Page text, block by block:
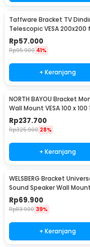
Taffware Bracket TV
Telescopic VESA 200x200
32-55 Inch TV - X-400
Rp57.000
Rp95.900 41%
+ Keranjang
NORTH BAYOU Bracket
Wall Mount VESA 100 x 100
Inch TV - F120
Rp237.700
Rp325.900 28%
+ Keranjang
WELSBERG Bracket
Sound Speaker Wall Mount
Pair - SW-03B
Rp69.900
Rp113.900 39%
+ Keranjang